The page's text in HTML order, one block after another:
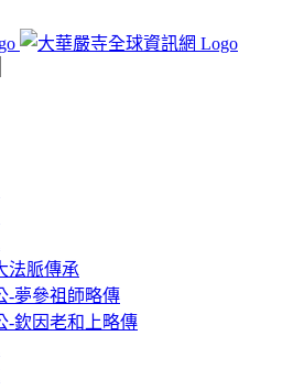
法脈傳承
-夢參祖師略傳
-欽因老和上略傳